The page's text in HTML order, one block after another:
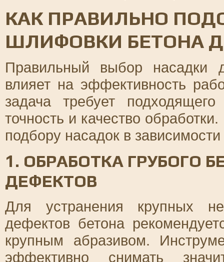
КАК ПРАВИЛЬНО
ШЛИФОВКИ БЕТОНА
Правильный выбор насадки
влияет на эффективность
задача требует
точность и качество
подбору насадок в
1. ОБРАБОТКА ГРУБОГО
ДЕФЕКТОВ
Для устранения крупных
дефектов бетона
крупным абразивом.
эффективно снимать